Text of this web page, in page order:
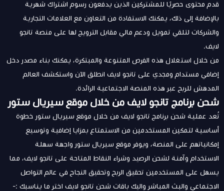
قدم محتوى حصريًا للمشتركين الذين يدفعون رسوم اشتراك شهرية
بالإضافة إلى ذلك، يمكنك الاستفادة من التعاون مع العلامات التجارية
والشركات لتلقي تمويل ودعم مالي مقابل الترويج لها على منصة تانجو
لايف.
من خلال استغلال هذه الفرص المتنوعة والمبتكرة، يمكنك بناء مصدر دخل
إضافي مستدام ومجدي على تانجو لايف انطلق الآن واستكشف العالم
المدهش للربح عبر هذه المنصة الاجتماعية الرائدة.
شحن برنامج تانجو لايف من خلال موقع سيريال ستور
تُعد عملية شحن برنامج تانجو لايف من خلال موقع سيريال ستور خطوة
أساسية لتمكين المستخدمين من الاستمتاع بمزايا إضافية وتوسيع
إمكانياتهم على المنصة، ويوفر موقع سيريال ستور واجهة سهلة
الاستخدام وآمنة لشحن الرصيد وشراء النقاط المتاحة على تانجو لايف، مما
يسهل على المستخدمين تحقيق الربح وتحقيق النجاح في عالم التواصل
الاجتماعي والبث المباشر واليك باقات شحن تانجو لايف اختر ما يناسبك :-